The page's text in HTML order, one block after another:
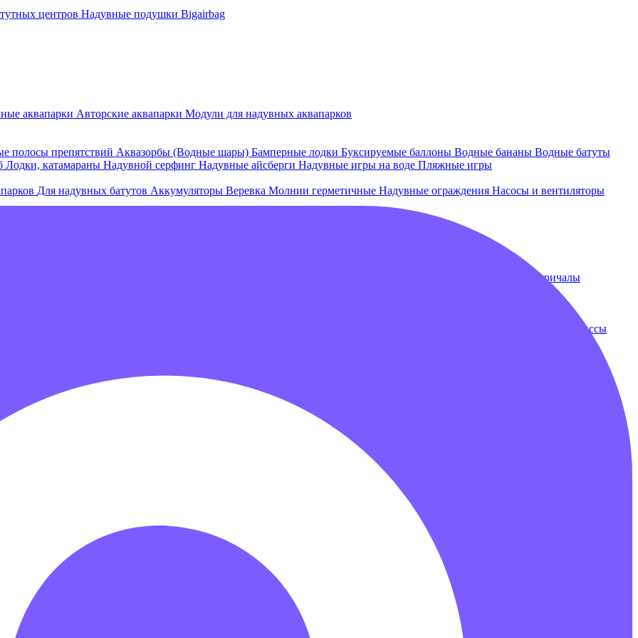
центров Надувные подушки Bigairbag
аквапарки Авторские аквапарки Модули для надувных аквапарков
полосы препятствий Аквазорбы (Водные шары) Бамперные лодки Буксируемые баллоны Водные бананы Водные батуты
Лодки, катамараны Надувной серфинг Надувные айсберги Надувные игры на воде Пляжные игры
Для надувных батутов Аккумуляторы Веревка Молнии герметичные Надувные ограждения Насосы и вентиляторы
Понтоны и причалы
Надувные трассы